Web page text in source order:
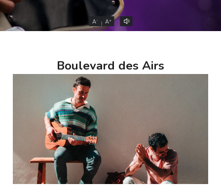
A- A+
Boulevard des Airs